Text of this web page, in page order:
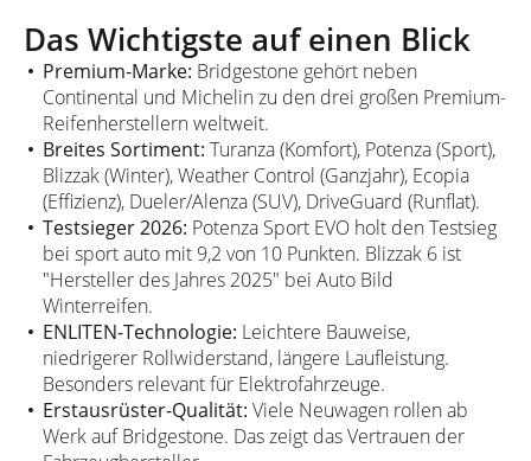
Das Wichtigste auf einen Blick
Premium-Marke: Bridgestone gehört neben
Continental und Michelin zu den drei großen Premium-
Reifenherstellern weltweit.
Breites Sortiment: Turanza (Komfort), Potenza (Sport),
Blizzak (Winter), Weather Control (Ganzjahr), Ecopia
(Effizienz), Dueler/Alenza (SUV), DriveGuard (Runflat).
Testsieger 2026: Potenza Sport EVO holt den Testsieg
bei sport auto mit 9,2 von 10 Punkten. Blizzak 6 ist
"Hersteller des Jahres 2025" bei Auto Bild
Winterreifen.
ENLITEN-Technologie: Leichtere Bauweise,
niedrigerer Rollwiderstand, längere Laufleistung.
Besonders relevant für Elektrofahrzeuge.
Erstausrüster-Qualität: Viele Neuwagen rollen ab
Werk auf Bridgestone. Das zeigt das Vertrauen der